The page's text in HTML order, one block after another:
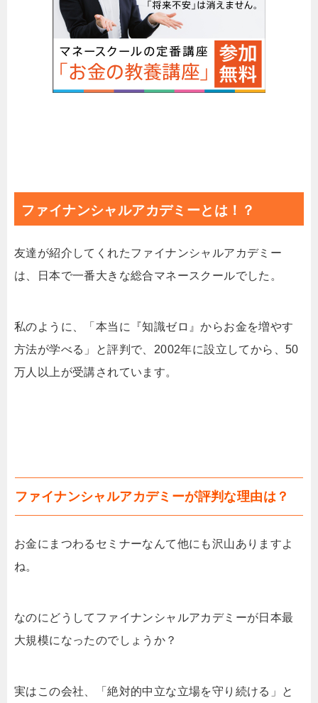
ファイナンシャルアカデミーとは！？
友達が紹介してくれたファイナンシャルアカデミー
は、日本で一番大きな総合マネースクールでした。
私のように、「本当に『知識ゼロ』からお金を増やす
方法が学べる」と評判で、2002年に設立してから、50
万人以上が受講されています。
ファイナンシャルアカデミーが評判な理由は？
お金にまつわるセミナーなんて他にも沢山ありますよ
ね。
なのにどうしてファイナンシャルアカデミーが日本最
大規模になったのでしょうか？
実はこの会社、「絶対的中立な立場を守り続ける」と